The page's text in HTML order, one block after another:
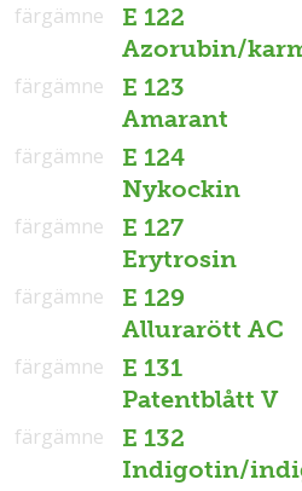
E 122
Azorubin/
färgämne
E 123
Amarant
färgämne
E 124
Nykockin
färgämne
E 127
Erytrosin
färgämne
E 129
Allurarött AC
färgämne
E 131
Patentblått V
färgämne
E 132
Indigotin/
färgämne